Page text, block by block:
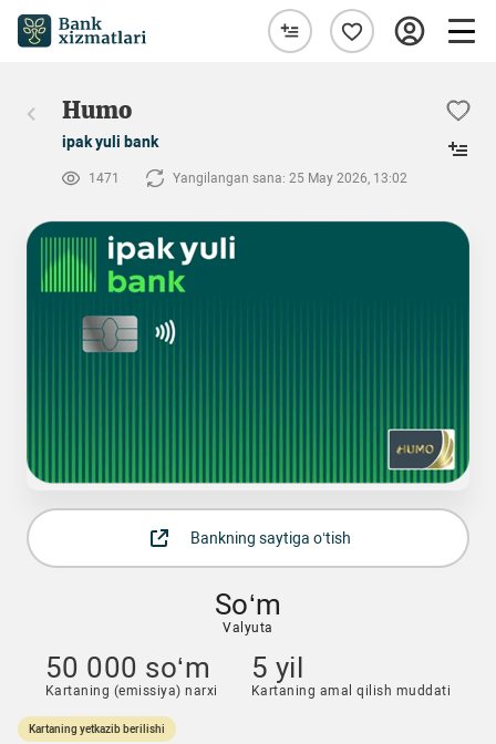
Humo
ipak yuli bank
1471 Yangilangan sana: 25 May 2026, 13:02
Bankning saytiga o‘tish
So‘m
Valyuta
50 000 so‘m
Kartaning (emissiya) narxi
5 yil
Kartaning amal qilish muddati
Kartaning yetkazib berilishi